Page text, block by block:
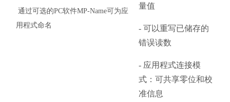
通过可选的PC软件MP-Name可为应
用程式命名
量值
- 可以重写已储存的
错误读数
- 应用程式连接模
式：可共享零位和校
准信息